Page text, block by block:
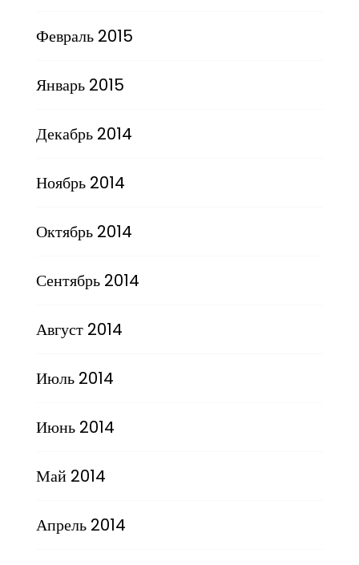
Февраль 2015
Январь 2015
Декабрь 2014
Ноябрь 2014
Октябрь 2014
Сентябрь 2014
Август 2014
Июль 2014
Июнь 2014
Май 2014
Апрель 2014